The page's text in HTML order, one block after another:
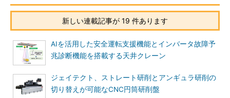
新しい連載記事が 19 件あります
AIを活用した安全運転支援機能とインバータ故障予
兆診断機能を搭載する天井クレーン
ジェイテクト、ストレート研削とアンギュラ研削の
切り替えが可能なCNC円筒研削盤